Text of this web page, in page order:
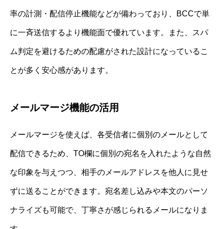
率の計測・配信停止機能などが備わっており、BCCで単
に一斉送信するより機能面で優れています。また、スパ
ム判定を避けるための配慮がされた設計になっているこ
とが多く安心感があります。
メールマージ機能の活用
メールマージを使えば、各受信者に個別のメールとして
配信できるため、TO欄に個別の宛名を入れたような自然
な印象を与えつつ、相手のメールアドレスを他人に見せ
ずに送ることができます。宛名差し込みや本文のパーソ
ナライズも可能で、丁寧さが感じられるメールになりま